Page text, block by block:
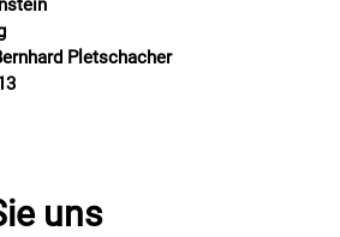
Pletschacher
uns